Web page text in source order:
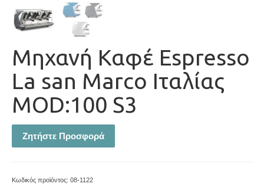
Μηχανή Καφέ Espresso
La san Marco Ιταλίας
MOD:100 S3
Ζητήστε Προσφορά
Κωδικός προϊόντος: 08-1122